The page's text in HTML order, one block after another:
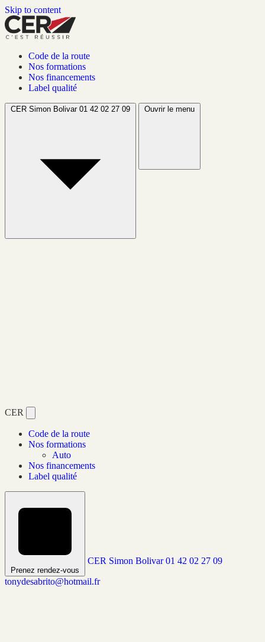
Skip to content
Code de la route
Nos formations
Nos financements
Label qualité
CER Simon Bolivar 01 42 02 27 09 Ouvrir le menu
CER
Code de la route
Nos formations
Auto
Nos financements
Label qualité
Prenez rendez-vous
CER Simon Bolivar 01 42 02 27 09
tonydesabrito@hotmail.fr